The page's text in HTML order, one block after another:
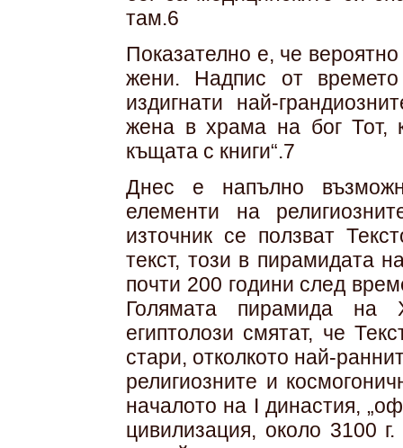
там.6
Показателно е, че
жени. Надпис от
издигнати най-
жена в храма на бог Тот,
къщата с книги“.7
Днес е напълно
елементи на
източник се ползват
текст, този в пирамидата
почти 200 години след
Голямата пирамида на
египтолози смятат, че
стари, отколкото най-
религиозните и
началото на I династия,
цивилизация, около 3100